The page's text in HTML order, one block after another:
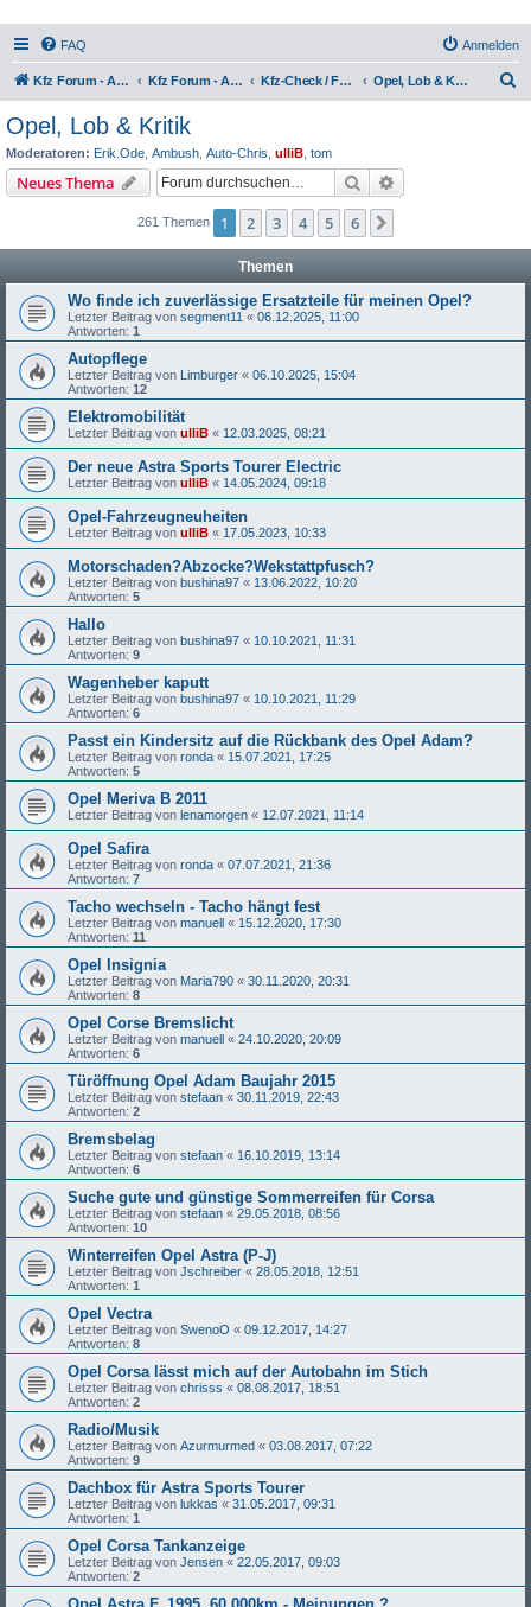
FAQ Anmelden
Kfz Forum - Auto, Motorrad und LKW Kfz Forum - Auto, Motorrad und LKW Kfz-Check / Fahrzeugbewertung / Lob & Tadel / Berichte & Erfahrungen Opel, Lob & Kritik
Opel, Lob & Kritik
Moderatoren: Erik.Ode Ambush Auto-Chris ulliB tom
Neues Thema Suche
261 Themen 1 2 3 4 5 6
Themen
Wo finde ich zuverlässige Ersatzteile für meinen Opel?
Letzter Beitrag von segment11 « 06.12.2025, 11:00
Antworten: 1
Autopflege
Letzter Beitrag von Limburger « 06.10.2025, 15:04
Antworten: 12
Elektromobilität
Letzter Beitrag von ulliB « 12.03.2025, 08:21
Der neue Astra Sports Tourer Electric
Letzter Beitrag von ulliB « 14.05.2024, 09:18
Opel-Fahrzeugneuheiten
Letzter Beitrag von ulliB « 17.05.2023, 10:33
Motorschaden?Abzocke?Wekstattpfusch?
Letzter Beitrag von bushina97 « 13.06.2022, 10:20
Antworten: 5
Hallo
Letzter Beitrag von bushina97 « 10.10.2021, 11:31
Antworten: 9
Wagenheber kaputt
Letzter Beitrag von bushina97 « 10.10.2021, 11:29
Antworten: 6
Passt ein Kindersitz auf die Rückbank des Opel Adam?
Letzter Beitrag von ronda « 15.07.2021, 17:25
Antworten: 5
Opel Meriva B 2011
Letzter Beitrag von lenamorgen « 12.07.2021, 11:14
Opel Safira
Letzter Beitrag von ronda « 07.07.2021, 21:36
Antworten: 7
Tacho wechseln - Tacho hängt fest
Letzter Beitrag von manuell « 15.12.2020, 17:30
Antworten: 11
Opel Insignia
Letzter Beitrag von Maria790 « 30.11.2020, 20:31
Antworten: 8
Opel Corse Bremslicht
Letzter Beitrag von manuell « 24.10.2020, 20:09
Antworten: 6
Türöffnung Opel Adam Baujahr 2015
Letzter Beitrag von stefaan « 30.11.2019, 22:43
Antworten: 2
Bremsbelag
Letzter Beitrag von stefaan « 16.10.2019, 13:14
Antworten: 6
Suche gute und günstige Sommerreifen für Corsa
Letzter Beitrag von stefaan « 29.05.2018, 08:56
Antworten: 10
Winterreifen Opel Astra (P-J)
Letzter Beitrag von Jschreiber « 28.05.2018, 12:51
Antworten: 1
Opel Vectra
Letzter Beitrag von SwenoO « 09.12.2017, 14:27
Antworten: 8
Opel Corsa lässt mich auf der Autobahn im Stich
Letzter Beitrag von chrisss « 08.08.2017, 18:51
Antworten: 2
Radio/Musik
Letzter Beitrag von Azurmurmed « 03.08.2017, 07:22
Antworten: 9
Dachbox für Astra Sports Tourer
Letzter Beitrag von lukkas « 31.05.2017, 09:31
Antworten: 1
Opel Corsa Tankanzeige
Letzter Beitrag von Jensen « 22.05.2017, 09:03
Antworten: 2
Opel Astra F, 1995, 60.000km - Meinungen ?